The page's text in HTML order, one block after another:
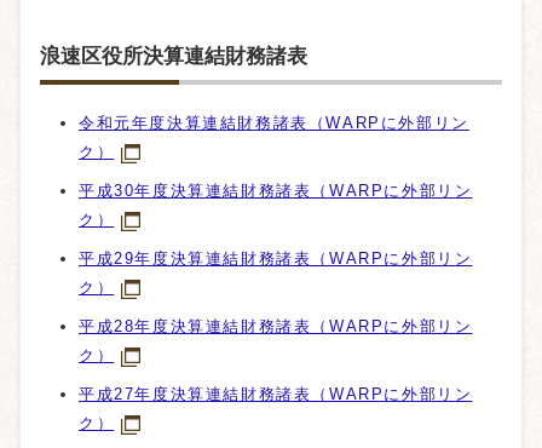
浪速区役所決算連結財務諸表
令和元年度決算連結財務諸表（WARPに外部リン
ク）
平成30年度決算連結財務諸表（WARPに外部リン
ク）
平成29年度決算連結財務諸表（WARPに外部リン
ク）
平成28年度決算連結財務諸表（WARPに外部リン
ク）
平成27年度決算連結財務諸表（WARPに外部リン
ク）